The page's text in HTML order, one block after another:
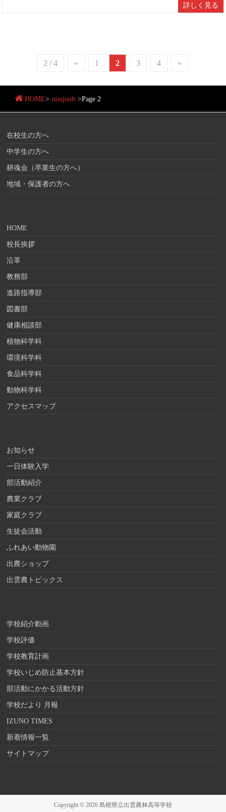
詳しく見る
2 / 4 « 1 2 3 4 »
HOME> noujoub >Page 2
在校生の方へ
中学生の方へ
耕魂会（卒業生の方へ）
地域・保護者の方へ
HOME
校長挨拶
沿革
教務部
進路指導部
図書部
健康相談部
植物科学科
環境科学科
食品科学科
動物科学科
アクセスマップ
お知らせ
一日体験入学
部活動紹介
農業クラブ
家庭クラブ
生徒会活動
ふれあい動物園
出農ショップ
出雲農トピックス
学校紹介動画
学校評価
学校教育計画
学校いじめ防止基本方針
部活動にかかる活動方針
学校だより 月報
IZUNO TIMES
新着情報一覧
サイトマップ
Copyright © 2026 島根県立出雲農林高等学校